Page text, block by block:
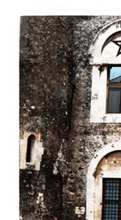
Italiano English Français
Menu